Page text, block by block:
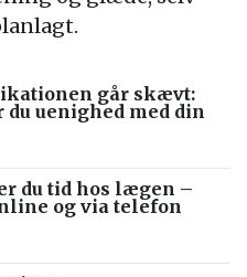
går skævt:
du uenighed med din
du tid hos lægen –
og via telefon